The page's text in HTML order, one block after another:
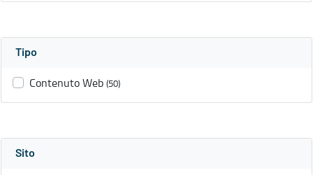
Tipo
Contenuto Web (50)
Sito